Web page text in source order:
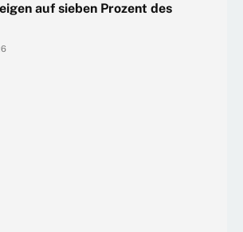
auf sieben Prozent des